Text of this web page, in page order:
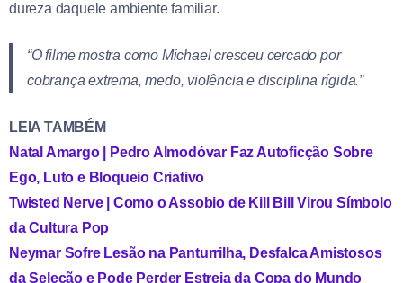
dureza daquele ambiente familiar.
“O filme mostra como Michael cresceu cercado por
cobrança extrema, medo, violência e disciplina rígida.”
LEIA TAMBÉM
Natal Amargo | Pedro Almodóvar Faz Autoficção Sobre
Ego, Luto e Bloqueio Criativo
Twisted Nerve | Como o Assobio de Kill Bill Virou Símbolo
da Cultura Pop
Neymar Sofre Lesão na Panturrilha, Desfalca Amistosos
da Seleção e Pode Perder Estreia da Copa do Mundo